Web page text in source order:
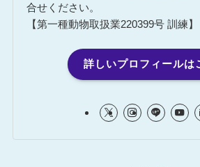
合せください。
【第一種動物取扱業220399号 訓練】
詳しいプロフィールは